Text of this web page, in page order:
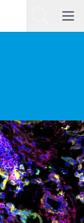
SuchenOpen